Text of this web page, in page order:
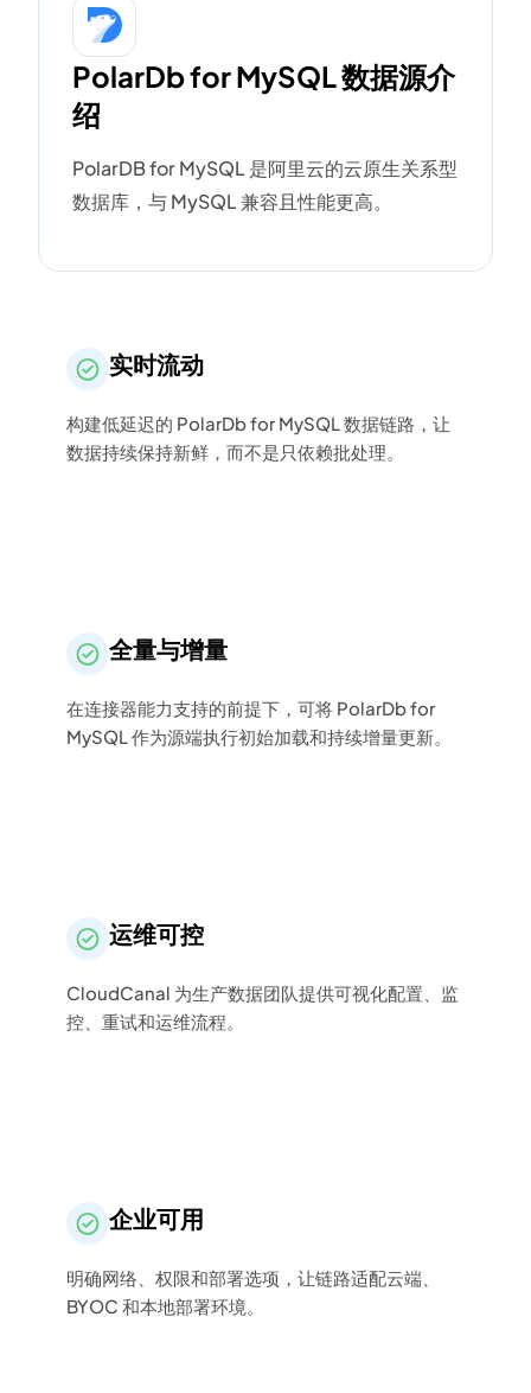
PolarDb for MySQL 数据源介
绍
PolarDB for MySQL 是阿里云的云原生关系型
数据库，与 MySQL 兼容且性能更高。
实时流动
构建低延迟的 PolarDb for MySQL 数据链路，让
数据持续保持新鲜，而不是只依赖批处理。
全量与增量
在连接器能力支持的前提下，可将 PolarDb for
MySQL 作为源端执行初始加载和持续增量更新。
运维可控
CloudCanal 为生产数据团队提供可视化配置、监
控、重试和运维流程。
企业可用
明确网络、权限和部署选项，让链路适配云端、
BYOC 和本地部署环境。